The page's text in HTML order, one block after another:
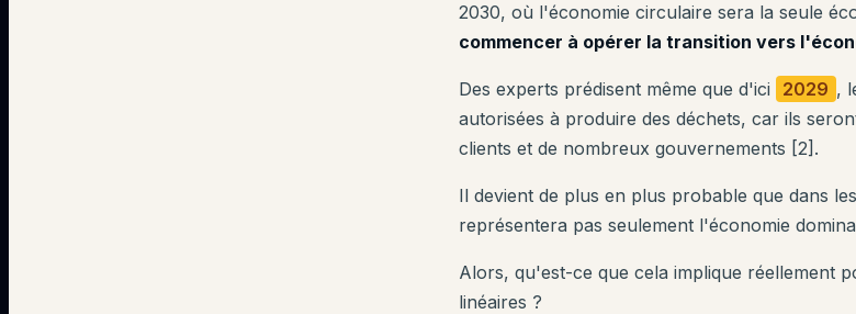
2030, où l'économie circulaire sera la seule
commencer à opérer la transition vers
Des experts prédisent même que d'ici 2029 ,
autorisées à produire des déchets, car ils
clients et de nombreux gouvernements [2].
Il devient de plus en plus probable que dans
représentera pas seulement l'économie
Alors, qu'est-ce que cela implique réellement
linéaires ?